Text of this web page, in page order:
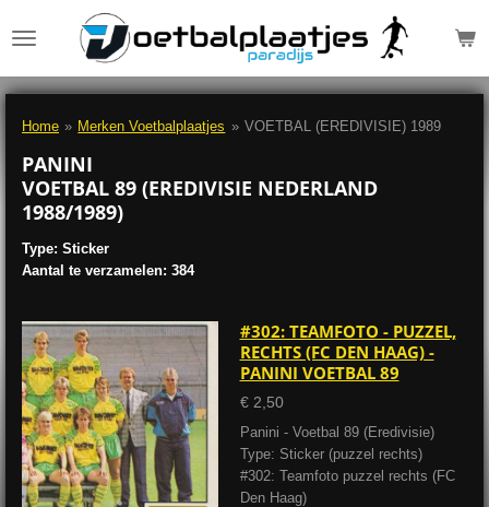
direct
de
Home » Merken Voetbalplaatjes » VOETBAL (EREDIVISIE) 1989
PANINI
VOETBAL 89 (EREDIVISIE NEDERLAND
1988/1989)
Type: Sticker
Aantal te verzamelen: 384
#302: TEAMFOTO - PUZZEL,
RECHTS (FC DEN HAAG) -
PANINI VOETBAL 89
€ 2,50
Panini - Voetbal 89 (Eredivisie)
Type: Sticker (puzzel rechts)
#302: Teamfoto puzzel rechts (FC
Den Haag)